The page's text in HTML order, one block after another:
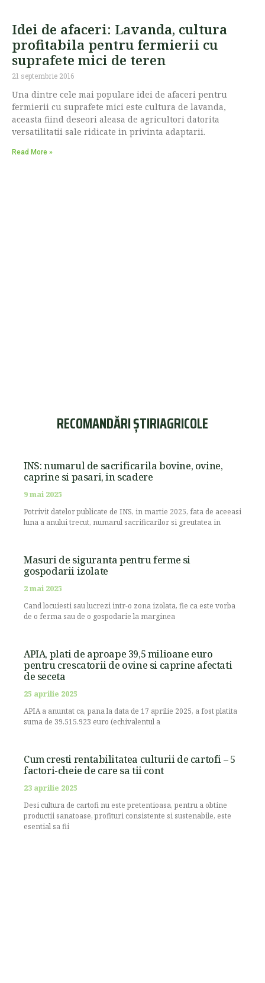
Idei de afaceri: Lavanda, cultura
profitabila pentru fermierii cu
suprafete mici de teren
21 septembrie 2016
Una dintre cele mai populare idei de afaceri pentru
fermierii cu suprafete mici este cultura de lavanda,
aceasta fiind deseori aleasa de agricultori datorita
versatilitatii sale ridicate in privinta adaptarii.
Read More »
RECOMANDĂRI ȘTIRIAGRICOLE
INS: numarul de sacrificarila bovine, ovine,
caprine si pasari, in scadere
9 mai 2025
Potrivit datelor publicate de INS, in martie 2025, fata de aceeasi
luna a anului trecut, numarul sacrificarilor si greutatea in
Masuri de siguranta pentru ferme si
gospodarii izolate
2 mai 2025
Cand locuiesti sau lucrezi intr-o zona izolata, fie ca este vorba
de o ferma sau de o gospodarie la marginea
APIA, plati de aproape 39,5 milioane euro
pentru crescatorii de ovine si caprine afectati
de seceta
25 aprilie 2025
APIA a anuntat ca, pana la data de 17 aprilie 2025, a fost platita
suma de 39.515.923 euro (echivalentul a
Cum cresti rentabilitatea culturii de cartofi – 5
factori-cheie de care sa tii cont
23 aprilie 2025
Desi cultura de cartofi nu este pretentioasa, pentru a obtine
productii sanatoase, profituri consistente si sustenabile, este
esential sa fii